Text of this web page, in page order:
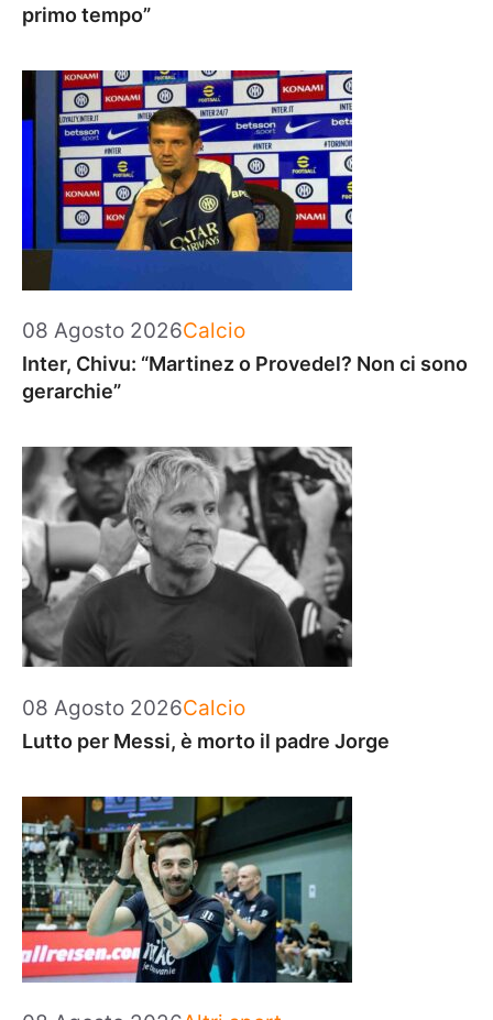
primo tempo”
08 Agosto 2026Categorie
Calcio
Inter, Chivu: “Martinez o Provedel? Non ci sono
gerarchie”
08 Agosto 2026Categorie
Calcio
Lutto per Messi, è morto il padre Jorge